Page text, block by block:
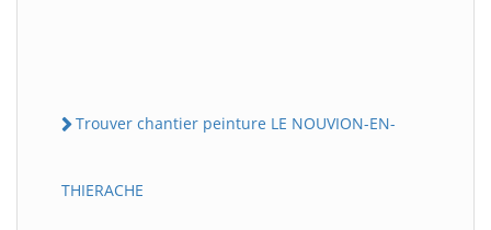
Trouver chantier peinture LE NOUVION-EN-
THIERACHE